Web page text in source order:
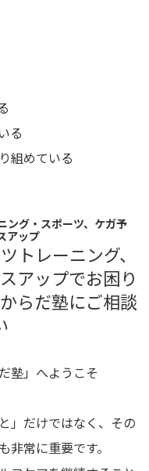
る
組めている
ング・スポーツ、ケガ予
アップ
トレーニング、
アップでお困り
らだ塾にご相談
塾」へようこそ
」だけではなく、その
常に重要です。